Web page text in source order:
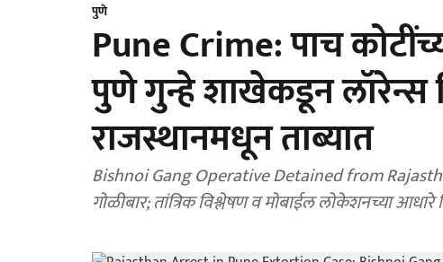
पुणे
Pune Crime: पाच
पुणे गुन्हे शाखेकडून लॉरेन्स
राजस्थानमधून ताब्यात
Bishnoi Gang Operative Detained from
गोळीबार; तांत्रिक विश्लेषण व मोबाईल लोकेशनच्या आधारे